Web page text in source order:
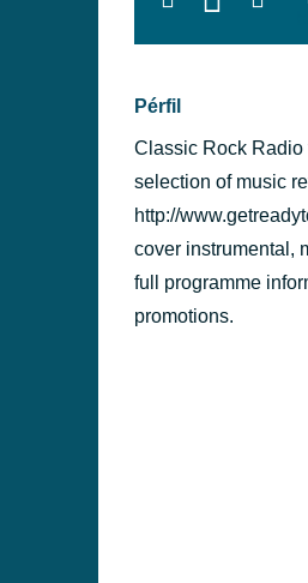
Pérfil
Classic Rock Radio
selection of music
http://
cover instrumental,
full programme
promotions.